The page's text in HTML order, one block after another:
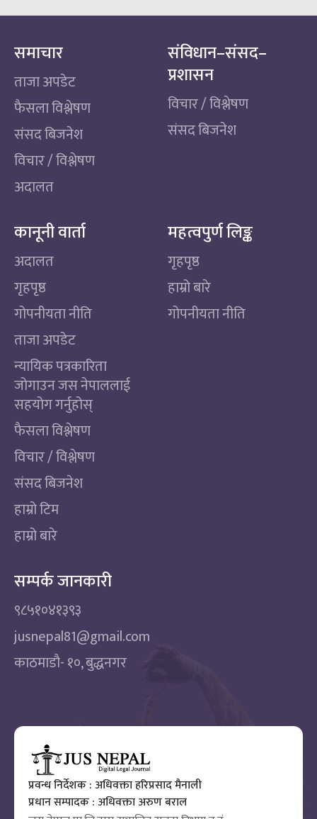
समाचार
ताजा अपडेट
फैसला विश्लेषण
संसद बिजनेश
विचार / विश्लेषण
अदालत
संविधान–संसद–
प्रशासन
विचार / विश्लेषण
संसद बिजनेश
कानूनी वार्ता
अदालत
गृहपृष्ठ
गोपनीयता नीति
ताजा अपडेट
न्यायिक पत्रकारिता
जोगाउन जस नेपाललाई
सहयोग गर्नुहोस्
फैसला विश्लेषण
विचार / विश्लेषण
संसद बिजनेश
हाम्रो टिम
हाम्रो बारे
महत्वपुर्ण लिङ्क
गृहपृष्ठ
हाम्रो बारे
गोपनीयता नीति
सम्पर्क जानकारी
९८५१०४१३९३
jusnepal81@gmail.com
काठमाडाै‌- १०, बुद्धनगर
प्रवन्ध निर्देशक : अधिवक्ता हरिप्रसाद मैनाली
प्रधान सम्पादक : अधिवक्ता अरुण बराल